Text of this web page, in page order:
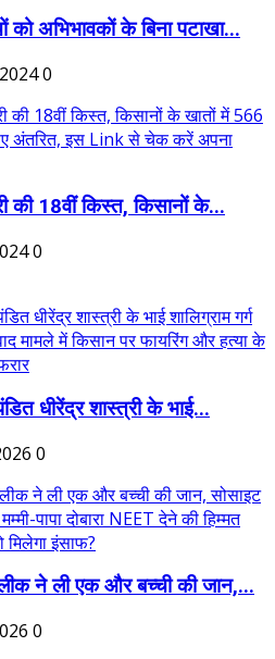
अभिभावकों के बिना पटाखा...
0
की 18वीं किस्त, किसानों के...
0
धीरेंद्र शास्त्री के भाई...
0
लीक ने ली एक और बच्ची की जान,...
0